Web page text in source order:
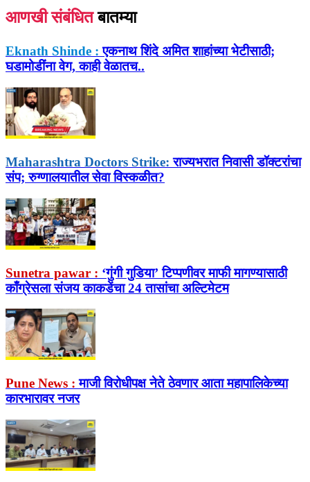
आणखी संबंधित बातम्या
Eknath Shinde : एकनाथ शिंदे अमित शाहांच्या भेटीसाठी;
घडामोडींना वेग, काही वेळातच..
Maharashtra Doctors Strike: राज्यभरात निवासी डॉक्टरांचा
संप; रुग्णालयातील सेवा विस्कळीत?
Sunetra pawar : ‘गुंगी गुडिया’ टिप्पणीवर माफी मागण्यासाठी
काँग्रेसला संजय काकडेंचा 24 तासांचा अल्टिमेटम
Pune News : माजी विरोधीपक्ष नेते ठेवणार आता महापालिकेच्या
कारभारावर नजर